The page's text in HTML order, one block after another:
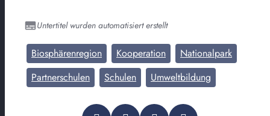
Untertitel wurden automatisiert erstellt
Biosphärenregion Kooperation
Nationalpark
Partnerschulen
Schulen Umweltbildung